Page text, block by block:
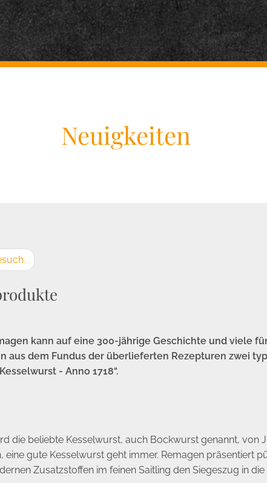
Neuigkeiten
kann auf eine 300-jährige Geschichte und viele
aus dem Fundus der überlieferten Rezepturen zwei
- Anno 1718“.
die beliebte Kesselwurst, auch Bockwurst genannt, von
gute Kesselwurst geht immer. Remagen präsentiert
Zusatzstoffen im feinen Saitling den Siegeszug in